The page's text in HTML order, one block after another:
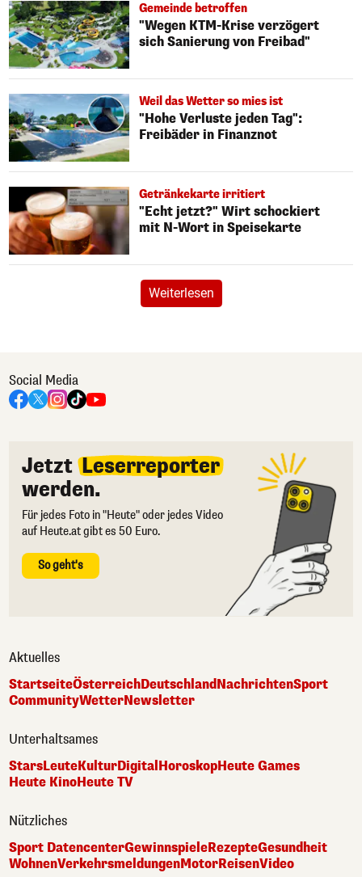
Gemeinde betroffen
"Wegen KTM-Krise verzögert
sich Sanierung von Freibad"
Weil das Wetter so mies ist
"Hohe Verluste jeden Tag":
Freibäder in Finanznot
Getränkekarte irritiert
"Echt jetzt?" Wirt schockiert
mit N-Wort in Speisekarte
Weiterlesen
Social Media
Jetzt Leserreporter
werden.
Für jedes Foto in "Heute" oder jedes Video
auf Heute.at gibt es 50 Euro.
So geht's
Aktuelles
StartseiteÖsterreichDeutschlandNachrichtenSport
CommunityWetterNewsletter
Unterhaltsames
StarsLeuteKulturDigital HoroskopHeute Games
Heute KinoHeute TV
Nützliches
Sport DatencenterGewinnspieleRezepteGesundheit
WohnenVerkehrsmeldungenMotorReisenVideo